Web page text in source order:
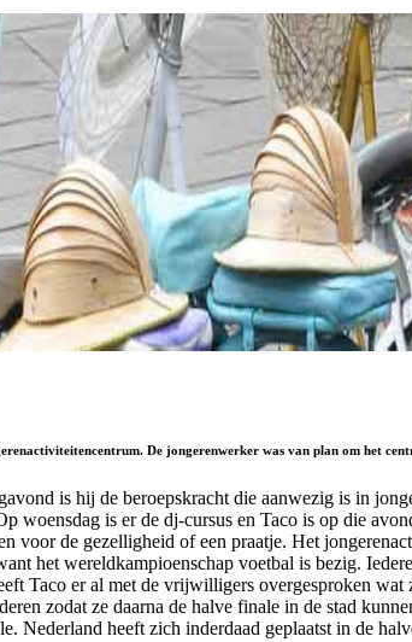
De jongerenwerker was van plan om het
is hij de beroepskracht die aanwezig is in
woensdag is er de dj-cursus en Taco is op die
voor de gezelligheid of een praatje. Het
het wereldkampioenschap voetbal is bezig.
Taco er al met de vrijwilligers overgesproken
zodat ze daarna de halve finale in de stad
Nederland heeft zich inderdaad geplaatst in de